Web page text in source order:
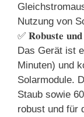
Nutzung von
✅ 𝐑𝐨𝐛𝐮𝐬𝐭𝐞 𝐮𝐧𝐝
Das Gerät ist
Minuten) und
Solarmodule.
Staub sowie
robust und für